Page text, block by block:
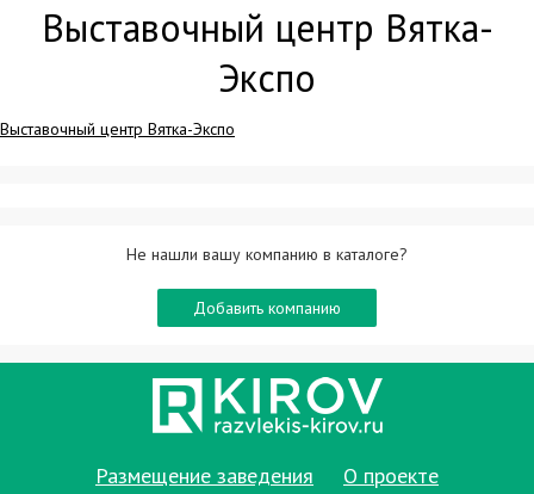
Выставочный центр Вятка-
Экспо
Выставочный центр Вятка-Экспо
Не нашли вашу компанию в каталоге?
Добавить компанию
Размещение заведения О проекте